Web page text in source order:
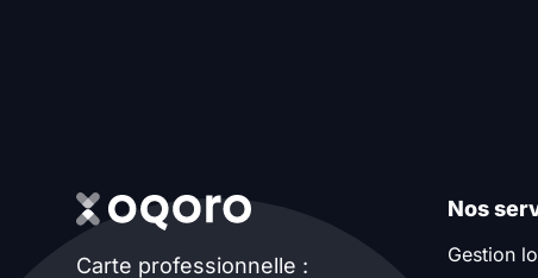
Nombre de chambres
disponibles
chambres
Carte professionnelle :
Nos
Gestion